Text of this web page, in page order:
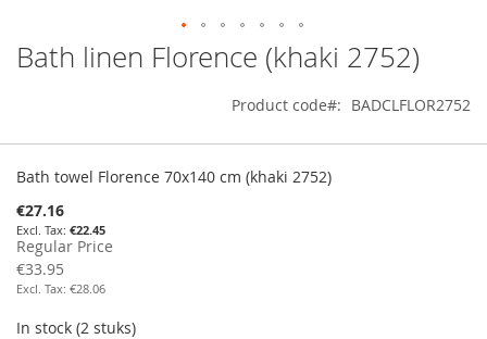
Skip
to
of
images
gallery
Bath linen Florence (khaki 2752)
Product code BADCLFLOR2752
product
Bath towel Florence 70x140 cm (khaki 2752)
Special
Price
€27.16
€22.45
Regular Price
€33.95
€28.06
In stock (2 stuks)